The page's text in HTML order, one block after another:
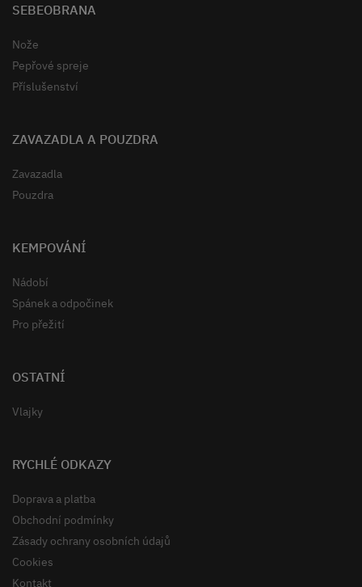
SEBEOBRANA
Nože
Pepřové spreje
Příslušenství
ZAVAZADLA A POUZDRA
Zavazadla
Pouzdra
KEMPOVÁNÍ
Nádobí
Spánek a odpočinek
Pro přežití
OSTATNÍ
Vlajky
RYCHLÉ ODKAZY
Doprava a platba
Obchodní podmínky
Zásady ochrany osobních údajů
Cookies
Kontakt